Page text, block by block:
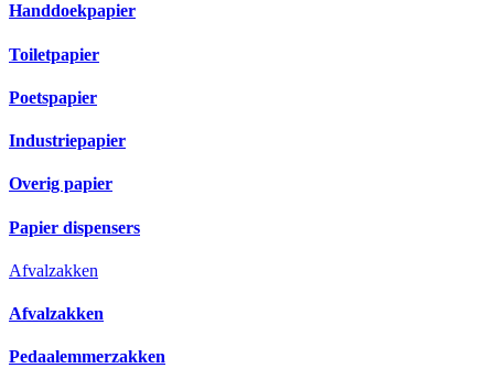
Handdoekpapier
Toiletpapier
Poetspapier
Industriepapier
Overig papier
Papier dispensers
Afvalzakken
Afvalzakken
Pedaalemmerzakken